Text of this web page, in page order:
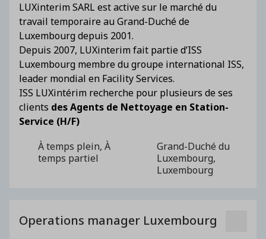
LUXinterim SARL est active sur le marché du
travail temporaire au Grand-Duché de
Luxembourg depuis 2001.
Depuis 2007, LUXinterim fait partie d’ISS
Luxembourg membre du groupe international ISS,
leader mondial en Facility Services.
ISS LUXintérim recherche pour plusieurs de ses
clients des Agents de Nettoyage en Station-
Service (H/F)
À temps plein, À
temps partiel
Grand-Duché du
Luxembourg,
Luxembourg
Operations manager Luxembourg